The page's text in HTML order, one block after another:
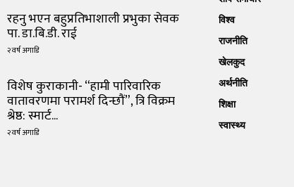
रहनु भएन बहुप्रतिभाशाली प्रभुका सेवक
पा. डा.बि.डी. राई
२ वर्ष अगाडि
विशेष कुराकानी- “हामी पारिवारिक
वातावरणमा परामर्श दिन्छौं”, त्रि विक्रम
श्रेष्ठ: स्मार्ट...
२ वर्ष अगाडि
विश्व
राजनीति
खेलकुद
अर्थनीति
शिक्षा
स्वास्थ्य